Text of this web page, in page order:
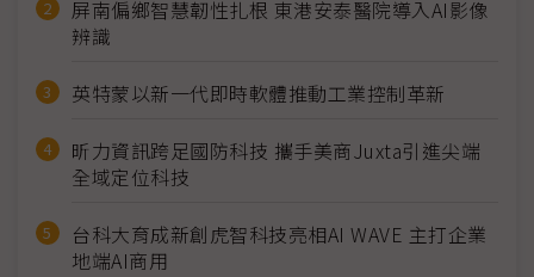
屏南偏鄉智慧韌性扎根 東港安泰醫院導入AI影像
辨識
英特蒙以新一代即時軟體推動工業控制革新
昕力資訊跨足國防科技 攜手美商Juxta引進尖端
全域定位科技
台科大育成新創虎智科技亮相AI WAVE 主打企業
地端AI商用